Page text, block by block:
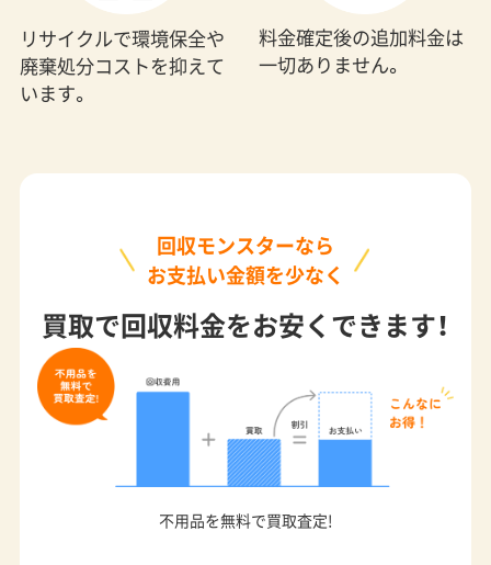
リサイクルで環境保全や
廃棄処分コストを抑えて
います。
料金確定後の追加料金は
一切ありません。
回収モンスターなら
お支払い金額を少なく
買取で回収料金をお安くできます！
不用品を無料で買取査定!